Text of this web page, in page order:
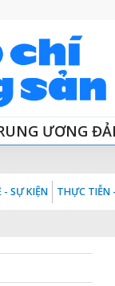
ƯƠNG
- SỰ KIỆN THỰC TIỄN